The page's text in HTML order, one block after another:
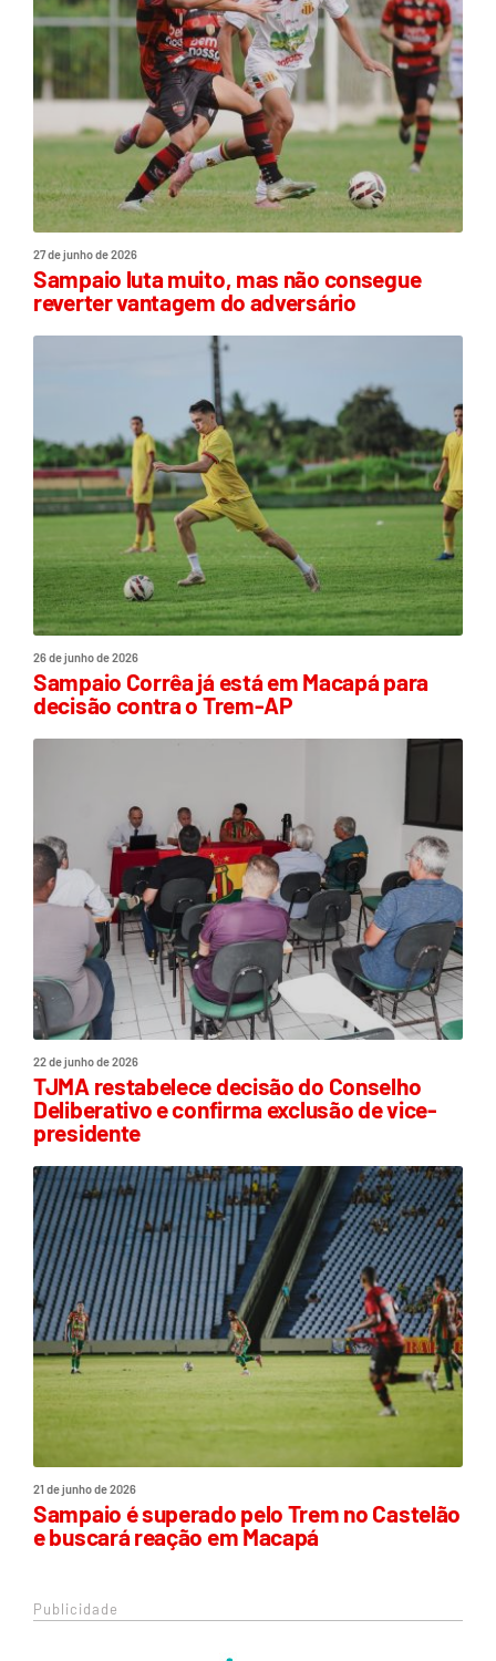
27 de junho de 2026
Sampaio luta muito, mas não consegue
reverter vantagem do adversário
26 de junho de 2026
Sampaio Corrêa já está em Macapá para
decisão contra o Trem-AP
22 de junho de 2026
TJMA restabelece decisão do Conselho
Deliberativo e confirma exclusão de vice-
presidente
21 de junho de 2026
Sampaio é superado pelo Trem no Castelão
e buscará reação em Macapá
Publicidade